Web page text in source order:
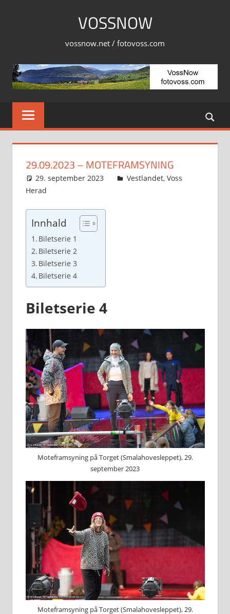
VOSSNOW
vossnow.net / fotovoss.com
29.09.2023 – MOTEFRAMSYNING
29. september 2023 Svein
Vestlandet, Voss
Herad
Innhald
Biletserie 1
Biletserie 2
Biletserie 3
Biletserie 4
Biletserie 4
Moteframsyning på Torget (Smalahovesleppet), 29.
september 2023
Moteframsyning på Torget (Smalahovesleppet), 29.